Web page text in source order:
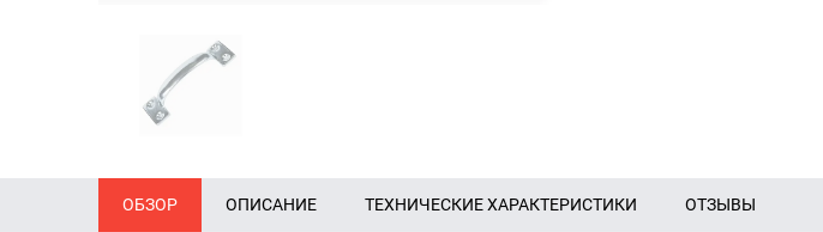
ОБЗОР ОПИСАНИЕ ТЕХНИЧЕСКИЕ ХАРАКТЕРИСТИКИ ОТЗЫВЫ